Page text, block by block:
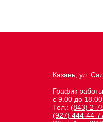
Казань, ул.
График
с 9.00 до
Тел.: (843) 2-
(927) 444-44-